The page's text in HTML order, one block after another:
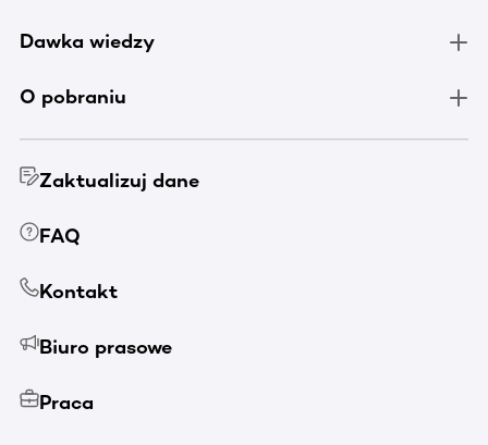
Dawka wiedzy
O pobraniu
Zaktualizuj dane
FAQ
Kontakt
Biuro prasowe
Praca